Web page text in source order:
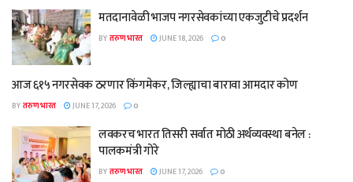
मतदानावेळी भाजप नगरसेवकांच्या एकजुटीचे प्रदर्शन
BYतरुण भारत JUNE 18, 2026 0
आज ६१५ नगरसेवक ठरणार किंगमेकर, जिल्ह्याचा बारावा आमदार कोण
BYतरुण भारत JUNE 17, 2026 0
लवकरच भारत तिसरी सर्वात मोठी अर्थव्यवस्था बनेल :
पालकमंत्री गोरे
BYतरुण भारत JUNE 17, 2026 0